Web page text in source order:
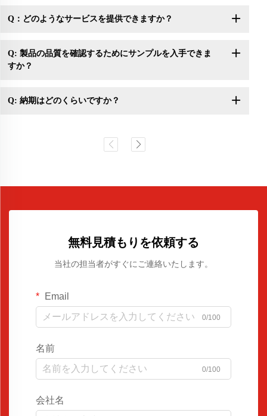
Q：どのようなサービスを提供できますか？
Q: 製品の品質を確認するためにサンプルを入手できま
すか？
Q: 納期はどのくらいですか？
無料見積もりを依頼する
当社の担当者がすぐにご連絡いたします。
Email
0/100
名前
0/100
会社名